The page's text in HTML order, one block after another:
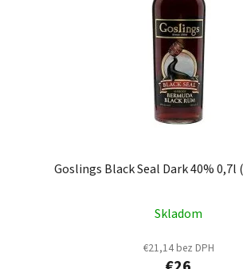
Goslings Black Seal Dark 40% 0,7l
Skladom
€21,14 bez DPH